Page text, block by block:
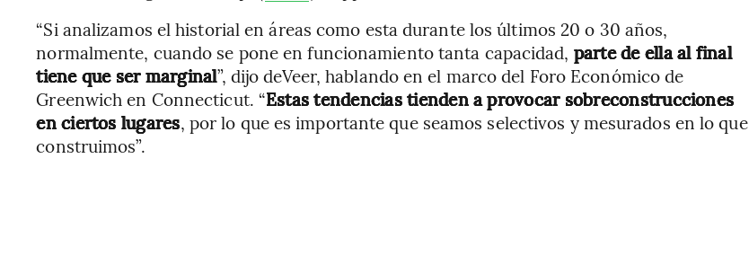
“Si analizamos el historial en áreas como esta durante los últimos 20 o 30 años,
normalmente, cuando se pone en funcionamiento tanta capacidad, parte de ella al final
tiene que ser marginal”, dijo deVeer, hablando en el marco del Foro Económico de
Greenwich en Connecticut. “Estas tendencias tienden a provocar sobreconstrucciones
en ciertos lugares, por lo que es importante que seamos selectivos y mesurados en lo que
construimos”.